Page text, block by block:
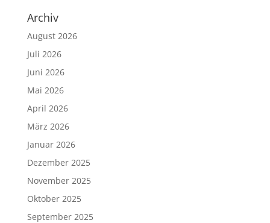
Archiv
August 2026
Juli 2026
Juni 2026
Mai 2026
April 2026
März 2026
Januar 2026
Dezember 2025
November 2025
Oktober 2025
September 2025